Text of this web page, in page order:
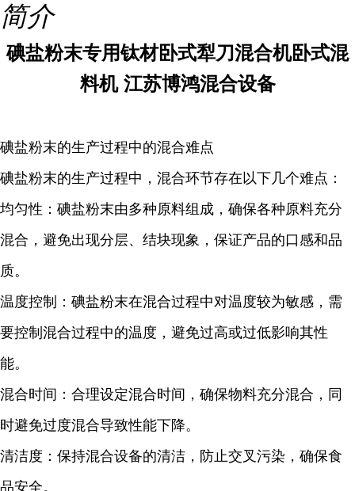
简介
碘盐粉末专用钛材卧式犁刀混合机卧式混
料机 江苏博鸿混合设备
碘盐粉末的生产过程中的混合难点
碘盐粉末的生产过程中，混合环节存在以下几个难点：
均匀性：碘盐粉末由多种原料组成，确保各种原料充分
混合，避免出现分层、结块现象，保证产品的口感和品
质。
温度控制： 碘盐粉末在混合过程中对温度较为敏感，需
要控制混合过程中的温度，避免过高或过低影响其性
能。
混合时间：合理设定混合时间，确保物料充分混合，同
时避免过度混合导致性能下降。
清洁度：保持混合设备的清洁，防止交叉污染，确保食
品安全。